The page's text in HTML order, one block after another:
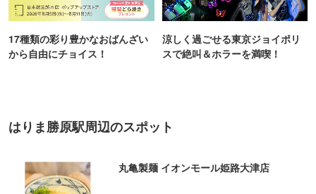
17種類の彩り豊かなおばんざい
から自由にチョイス！
涼しく過ごせる東京ジョイポリ
スで絶叫＆ホラーを満喫！
はりま勝原駅周辺のスポット
丸亀製麺 イオンモール姫路大津店